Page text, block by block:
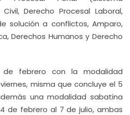
Derecho Procesal Laboral,
solución a conflictos, Amparo,
Derechos Humanos y Derecho
de febrero con la modalidad
misma que concluye el 5
una modalidad sabatina
de febrero al 7 de julio, ambas